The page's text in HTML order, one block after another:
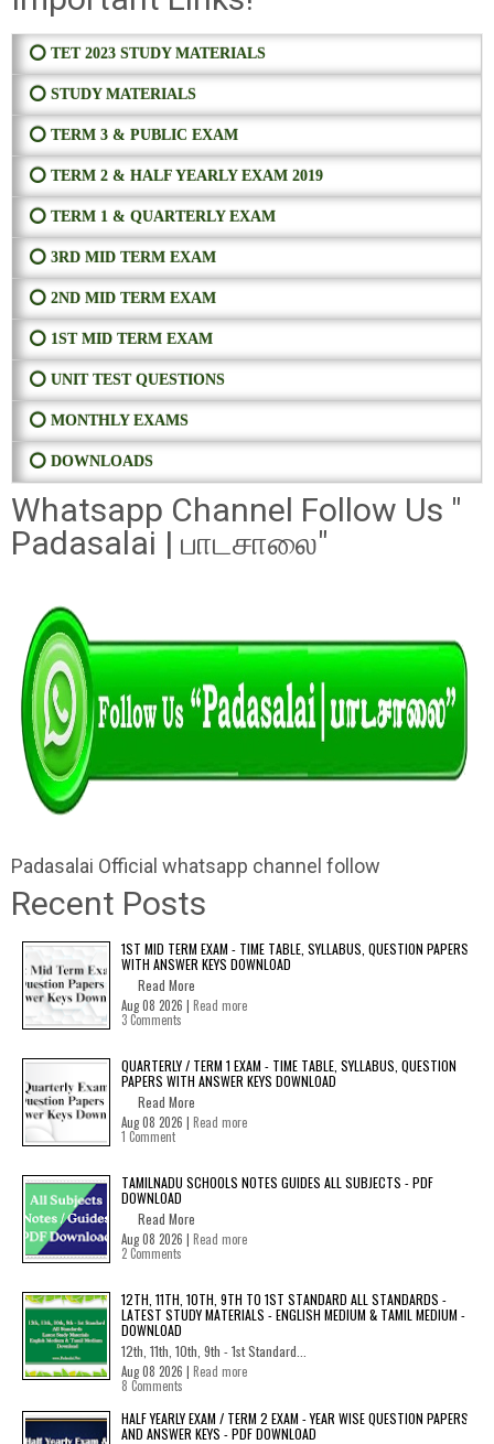
⭕ TET 2023 STUDY MATERIALS
⭕ STUDY MATERIALS
⭕ TERM 3 & PUBLIC EXAM
⭕ TERM 2 & HALF YEARLY EXAM 2019
⭕ TERM 1 & QUARTERLY EXAM
⭕ 3RD MID TERM EXAM
⭕ 2ND MID TERM EXAM
⭕ 1ST MID TERM EXAM
⭕ UNIT TEST QUESTIONS
⭕ MONTHLY EXAMS
⭕ DOWNLOADS
Whatsapp Channel Follow Us "
Padasalai | பாடசாலை"
Padasalai Official whatsapp channel follow
Recent Posts
1ST MID TERM EXAM - TIME TABLE, SYLLABUS, QUESTION PAPERS
WITH ANSWER KEYS DOWNLOAD
Read More
Aug 08 2026 | Read more
3 Comments
QUARTERLY / TERM 1 EXAM - TIME TABLE, SYLLABUS, QUESTION
PAPERS WITH ANSWER KEYS DOWNLOAD
Read More
Aug 08 2026 | Read more
1 Comment
TAMILNADU SCHOOLS NOTES GUIDES ALL SUBJECTS - PDF
DOWNLOAD
Read More
Aug 08 2026 | Read more
2 Comments
12TH, 11TH, 10TH, 9TH TO 1ST STANDARD ALL STANDARDS -
LATEST STUDY MATERIALS - ENGLISH MEDIUM & TAMIL MEDIUM -
DOWNLOAD
12th, 11th, 10th, 9th - 1st Standard...
Aug 08 2026 | Read more
8 Comments
HALF YEARLY EXAM / TERM 2 EXAM - YEAR WISE QUESTION PAPERS
AND ANSWER KEYS - PDF DOWNLOAD